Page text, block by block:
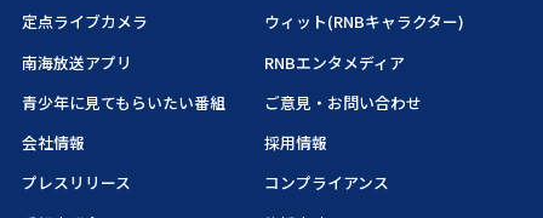
定点ライブカメラ
ウィット(RNBキャラクター)
南海放送アプリ
RNBエンタメディア
青少年に見てもらいたい番組
ご意見・お問い合わせ
会社情報
採用情報
プレスリリース
コンプライアンス